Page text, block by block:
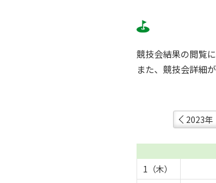
競技会結果の閲覧に
また、競技会詳細
2023年
1（木）